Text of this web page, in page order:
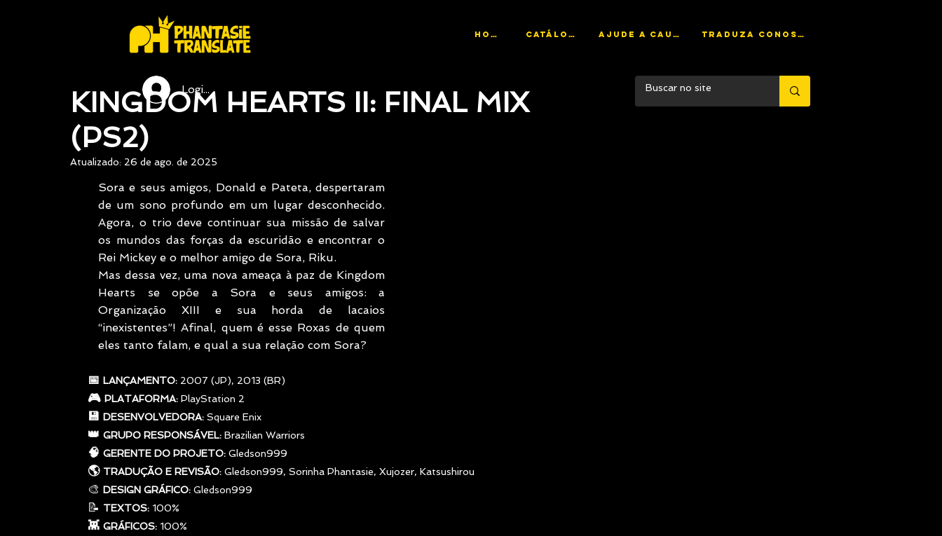
HOME CATÁLOGO AJUDE A CAUSA TRADUZA CONOSCO
KINGDOM HEARTS II: FINAL MIX
(PS2)
Atualizado: 26 de ago. de 2025
Sora e seus amigos, Donald e Pateta, despertaram
de um sono profundo em um lugar desconhecido.
Agora, o trio deve continuar sua missão de salvar
os mundos das forças da escuridão e encontrar o
Rei Mickey e o melhor amigo de Sora, Riku.
Mas dessa vez, uma nova ameaça à paz de Kingdom
Hearts se opõe a Sora e seus amigos: a
Organização XIII e sua horda de lacaios
“inexistentes”! Afinal, quem é esse Roxas de quem
eles tanto falam, e qual a sua relação com Sora?
     📅
LANÇAMENTO: 2007 (JP), 2013 (BR)
     🎮
PLATAFORMA: PlayStation 2
     💾
DESENVOLVEDORA: Square Enix
     👑
GRUPO RESPONSÁVEL: Brazilian Warriors
     🧠
GERENTE DO PROJETO: Gledson999
     🌎
TRADUÇÃO E REVISÃO: Gledson999, Sorinha Phantasie, Xujozer, Katsushirou
     🎨
DESIGN GRÁFICO: Gledson999
     📝
TEXTOS: 100%
     👾
GRÁFICOS: 100%
Login / Registre-se